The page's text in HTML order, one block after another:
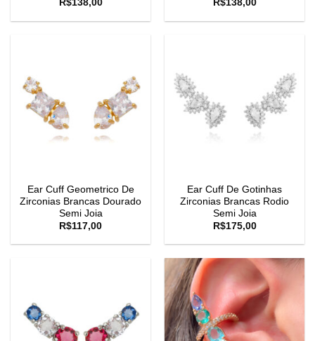
R$138,00
R$138,00
Ear Cuff Geometrico De
Zirconias Brancas Dourado
Semi Joia
R$117,00
Ear Cuff De Gotinhas
Zirconias Brancas Rodio
Semi Joia
R$175,00